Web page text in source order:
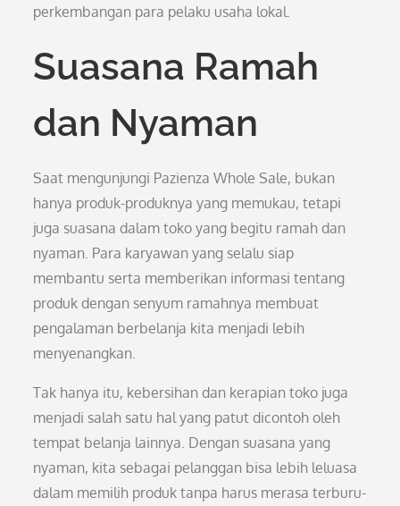
perkembangan para pelaku usaha lokal.
Suasana Ramah
dan Nyaman
Saat mengunjungi Pazienza Whole Sale, bukan
hanya produk-produknya yang memukau, tetapi
juga suasana dalam toko yang begitu ramah dan
nyaman. Para karyawan yang selalu siap
membantu serta memberikan informasi tentang
produk dengan senyum ramahnya membuat
pengalaman berbelanja kita menjadi lebih
menyenangkan.
Tak hanya itu, kebersihan dan kerapian toko juga
menjadi salah satu hal yang patut dicontoh oleh
tempat belanja lainnya. Dengan suasana yang
nyaman, kita sebagai pelanggan bisa lebih leluasa
dalam memilih produk tanpa harus merasa terburu-